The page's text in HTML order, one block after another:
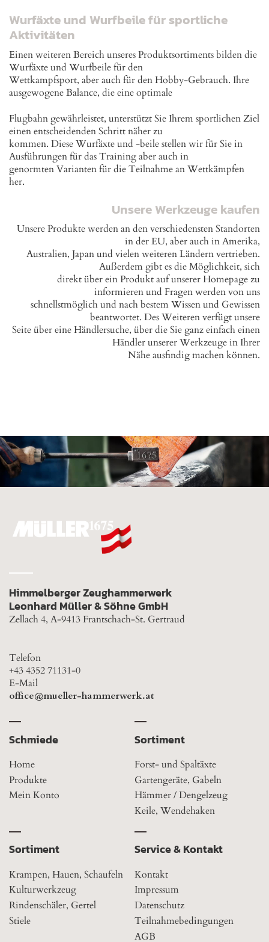
Wurfäxte und Wurfbeile für sportliche
Aktivitäten
Einen weiteren Bereich unseres Produktsortiments bilden die
Wurfäxte und Wurfbeile für den
Wettkampfsport, aber auch für den Hobby-Gebrauch. Ihre
ausgewogene Balance, die eine optimale
Flugbahn gewährleistet, unterstützt Sie Ihrem sportlichen Ziel
einen entscheidenden Schritt näher zu
kommen. Diese Wurfäxte und -beile stellen wir für Sie in
Ausführungen für das Training aber auch in
genormten Varianten für die Teilnahme an Wettkämpfen
her.
Unsere Werkzeuge kaufen
Unsere Produkte werden an den verschiedensten Standorten
in der EU, aber auch in Amerika,
Australien, Japan und vielen weiteren Ländern vertrieben.
Außerdem gibt es die Möglichkeit, sich
direkt über ein Produkt auf unserer Homepage zu
informieren und Fragen werden von uns
schnellstmöglich und nach bestem Wissen und Gewissen
beantwortet. Des Weiteren verfügt unsere
Seite über eine Händlersuche, über die Sie ganz einfach einen
Händler unserer Werkzeuge in Ihrer
Nähe ausfindig machen können.
Himmelberger Zeughammerwerk
Leonhard Müller & Söhne GmbH
Zellach 4, A-9413 Frantschach-St. Gertraud
Telefon
+43 4352 71131-0
E-Mail
office@mueller-hammerwerk.at
Schmiede
Home
Produkte
Mein Konto
Sortiment
Forst- und Spaltäxte
Gartengeräte, Gabeln
Hämmer / Dengelzeug
Keile, Wendehaken
Sortiment
Krampen, Hauen, Schaufeln
Kulturwerkzeug
Rindenschäler, Gertel
Stiele
Service & Kontakt
Kontakt
Impressum
Datenschutz
Teilnahmebedingungen
AGB